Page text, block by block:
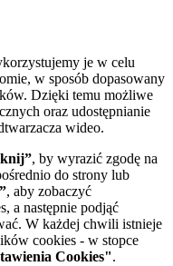
je w celu
w sposób dopasowany
Dzięki temu możliwe
oraz udostępnianie
wideo.
, by wyrazić zgodę na
do strony lub
, aby zobaczyć
a następnie podjąć
W każdej chwili istnieje
cookies - w stopce
Cookies".